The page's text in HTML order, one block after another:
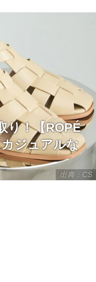
出典：CS
り！【ROPÉ
ジュアルな